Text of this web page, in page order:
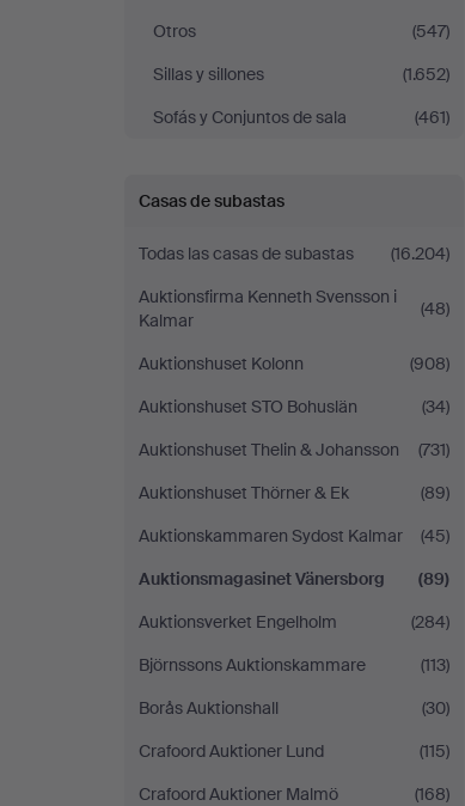
Otros
(547)
Sillas y sillones
(1.652)
Sofás y Conjuntos de sala
(461)
Casas de subastas
Todas las casas de subastas
(16.204)
Auktionsfirma Kenneth Svensson i
Kalmar
(48)
Auktionshuset Kolonn
(908)
Auktionshuset STO Bohuslän
(34)
Auktionshuset Thelin & Johansson
(731)
Auktionshuset Thörner & Ek
(89)
Auktionskammaren Sydost Kalmar
(45)
Auktionsmagasinet Vänersborg
(89)
Auktionsverket Engelholm
(284)
Björnssons Auktionskammare
(113)
Borås Auktionshall
(30)
Crafoord Auktioner Lund
(115)
Crafoord Auktioner Malmö
(168)